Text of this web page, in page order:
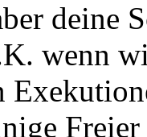
deine
wenn